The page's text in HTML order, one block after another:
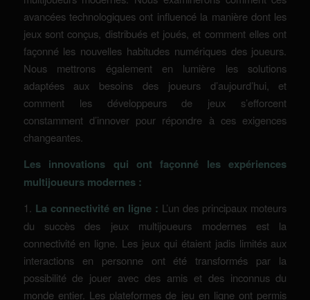
avancées technologiques ont influencé la manière dont les
jeux sont conçus, distribués et joués, et comment elles ont
façonné les nouvelles habitudes numériques des joueurs.
Nous mettrons également en lumière les solutions
adaptées aux besoins des joueurs d’aujourd’hui, et
comment les développeurs de jeux s’efforcent
constamment d’innover pour répondre à ces exigences
changeantes.
Les innovations qui ont façonné les expériences
multijoueurs modernes :
1. La connectivité en ligne : L’un des principaux moteurs
du succès des jeux multijoueurs modernes est la
connectivité en ligne. Les jeux qui étaient jadis limités aux
interactions en personne ont été transformés par la
possibilité de jouer avec des amis et des inconnus du
monde entier. Les plateformes de jeu en ligne ont permis